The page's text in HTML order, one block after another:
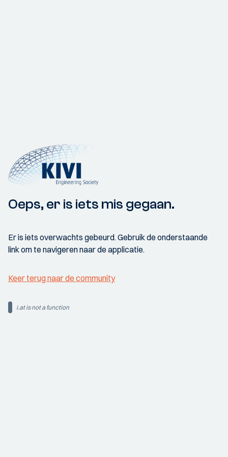
Oeps, er is iets mis gegaan.
Er is iets overwachts gebeurd. Gebruik de onderstaande
link om te navigeren naar de applicatie.
Keer terug naar de community
i.at is not a function